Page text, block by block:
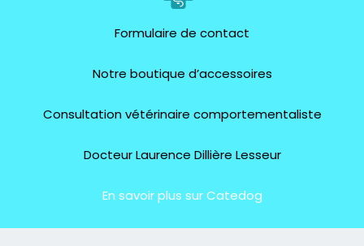
Formulaire de contact
Notre boutique d’accessoires
Consultation vétérinaire comportementaliste
Docteur Laurence Dillière Lesseur
En savoir plus sur Catedog